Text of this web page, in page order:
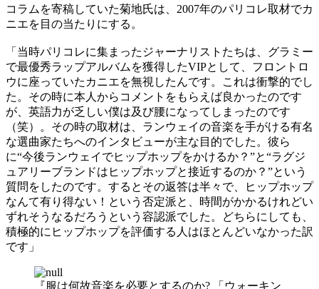
コラムを寄稿していた菊地氏は、2007年のパリコレ取材でカ
ニエを目の当たりにする。
「当時パリコレに集まったジャーナリストたちは、グラミー
で最優秀ラップアルバムを獲得したVIPとして、フロントロ
ウに座っていたカニエを無視したんです。これは衝撃的でし
た。その時に本人からコメントをもらえば良かったのです
が、英語力が乏しい僕は及び腰になってしまったのです
（笑）。その時の取材は、ランウェイの音楽を手がける有名
な選曲家たちへのインタビューが主な目的でした。彼ら
に“今後ランウェイでヒップホップをかけるか？”と“ラグジ
ュアリーブランドはヒップホップと接近するのか？”という
質問をしたのです。するとその返答は半々で、ヒップホップ
なんて有り得ない！という否定派と、時間がかかるけれどい
ずれそうなるだろうという容認派でした。どちらにしても、
積極的にヒップホップを評価する人はほとんどいなかった訳
です」
『服は何故音楽を必要とするのか? 「ウォーキン